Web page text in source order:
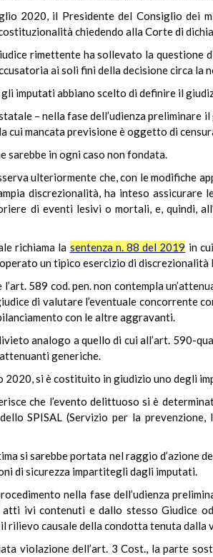
2020, il Presidente del Consiglio dei
chiedendo alla Corte di
rimettente ha sollevato la questione
ai soli fini della decisione circa la
imputati abbiano scelto di definire il
– nella fase dell’udienza preliminare
cui mancata previsione è oggetto di
sarebbe in ogni caso non fondata.
ulteriormente che, con le modifiche
discrezionalità, ha inteso
di eventi lesivi o mortali, e, quindi,
richiama la sentenza n. 88 del 2019 in
un tipico esercizio di
589 cod. pen. non contempla
di valutare l’eventuale
con le altre aggravanti.
analogo a quello di cui all’art. 590-
generiche.
si è costituito in giudizio uno degli
che l’evento delittuoso si è
SPISAL (Servizio per la
si sarebbe portata nel raggio d’azione
di sicurezza impartitegli dagli imputati.
nella fase dell’udienza
ivi contenuti e dallo stesso Giudice
rilievo causale della condotta tenuta dalla
violazione dell’art. 3 Cost., la parte